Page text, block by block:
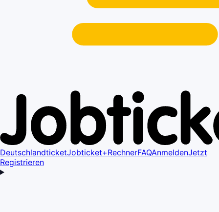
DeutschlandticketJobticket+RechnerFAQAnmeldenJetzt
Registrieren